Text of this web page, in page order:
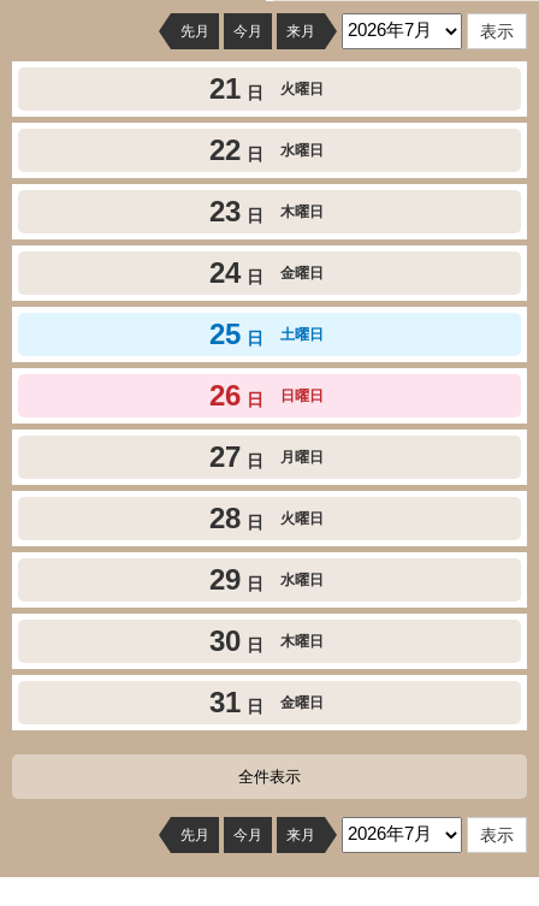
先月 今月 来月
21 日 火曜日
22 日 水曜日
23 日 木曜日
24 日 金曜日
25 日 土曜日
26 日 日曜日
27 日 月曜日
28 日 火曜日
29 日 水曜日
30 日 木曜日
31 日 金曜日
全件表示
先月 今月 来月